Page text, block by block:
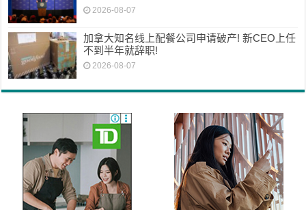
2026-08-07
加拿大知名线上配餐公司申请破产! 新CEO上任
不到半年就辞职!
2026-08-07